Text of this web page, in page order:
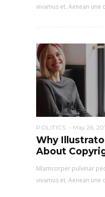
vivamus et. Aenean une
POLITICS May 26,
Why
About
Mlamcorper pulvinar
vivamus et. Aenean une